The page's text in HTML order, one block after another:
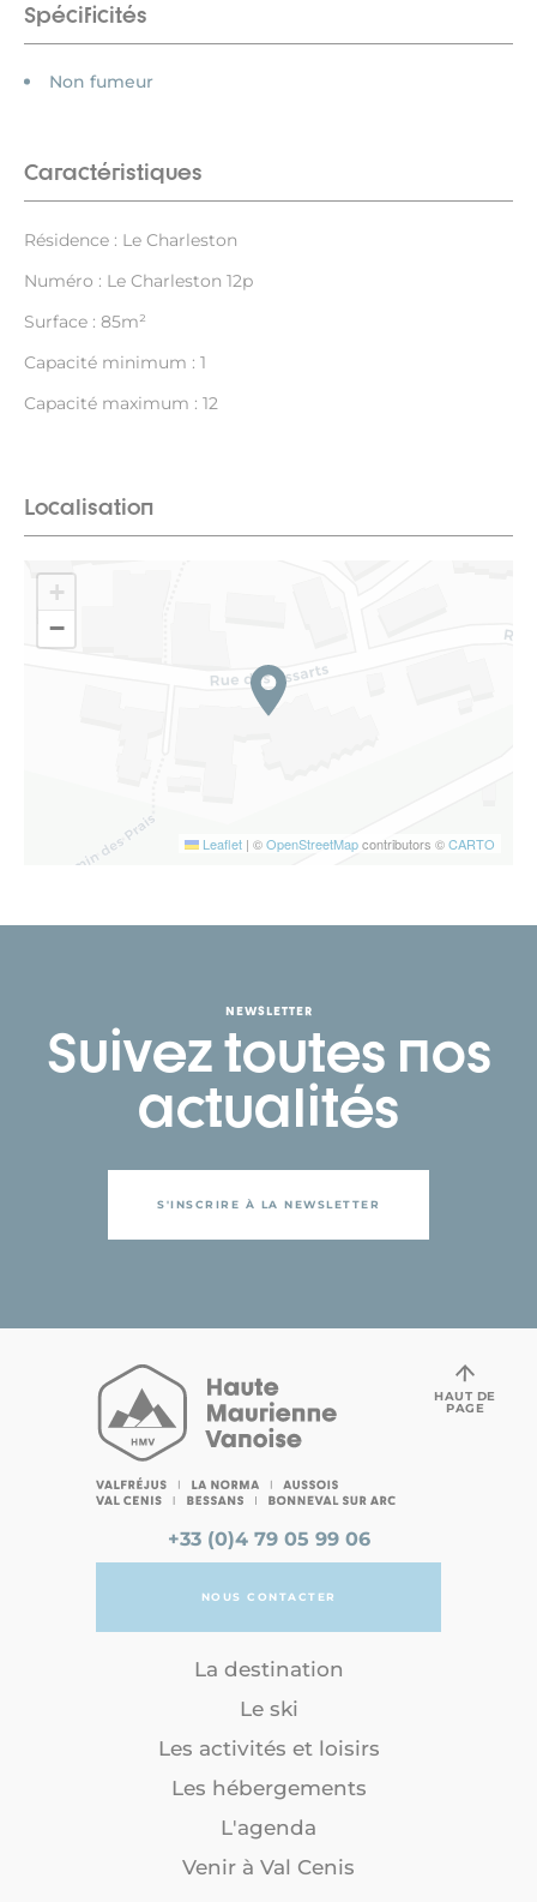
Spécificités
Non fumeur
Caractéristiques
Résidence : Le Charleston
Numéro : Le Charleston 12p
Surface : 85m²
Capacité minimum : 1
Capacité maximum : 12
Localisation
+
−
Leaflet | ©OpenStreetMapcontributors ©CARTO
NEWSLETTER
Suivez toutes nos
actualités
S'INSCRIRE À LA NEWSLETTER
+33 (0)4 79 05 99 06
NOUS CONTACTER
La destination
Le ski
Les activités et loisirs
Les hébergements
L'agenda
Venir à Val Cenis
HAUT DE
PAGE